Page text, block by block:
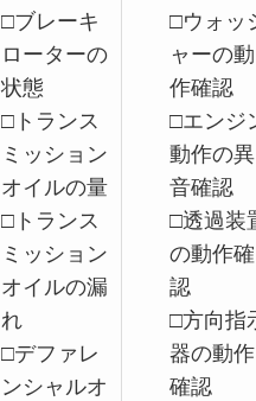
□ブレーキ
ローターの
状態
□トランス
ミッション
オイルの量
□トランス
ミッション
オイルの漏
れ
□デファレ
ンシャルオ
□ウォッ
ャーの動
作確認
□エンジ
動作の異
音確認
□透過装
の動作確
認
□方向指
器の動作
確認